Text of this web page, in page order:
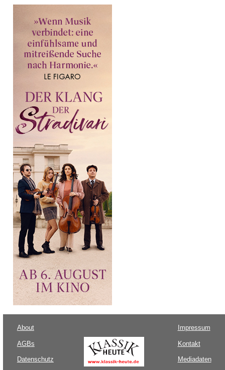
About
AGBs
Datenschutz
Impressum
Kontakt
Mediadaten